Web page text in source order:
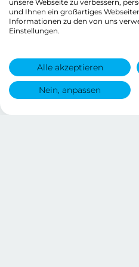
unsere Webseite zu verbessern,
und Ihnen ein großartiges
Informationen zu den von uns
Einstellungen.
Alle akzeptieren
Nein, anpassen